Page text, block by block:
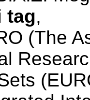
tag,
(The